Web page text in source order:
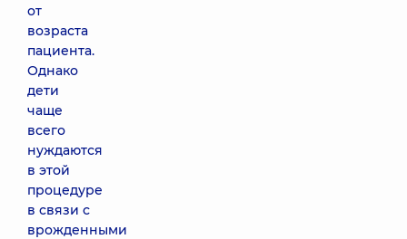
от
возраста
пациента.
Однако
дети
чаще
всего
нуждаются
в этой
процедуре
в связи с
врожденными